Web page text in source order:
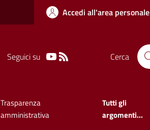
Accedi all'area personale
Seguici su Cerca
Trasparenza
amministrativa
Tutti gli
argomenti...